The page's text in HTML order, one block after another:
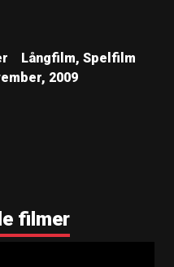
Långfilm, Spelfilm
2009
filmer